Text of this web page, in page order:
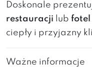
Doskonale
restauracji lub
ciepły i przyjazny
Ważne informacje